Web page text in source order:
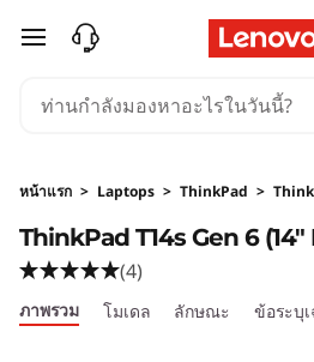
T
n
k
P
a
ข้ามไปที่เนื้อหาหลัก
หน้าแรก > Laptops > ThinkPad >
ThinkPad T14s Gen 6
(4)
ภาพรวม โมเดล ลักษณะ ข้อระบุ